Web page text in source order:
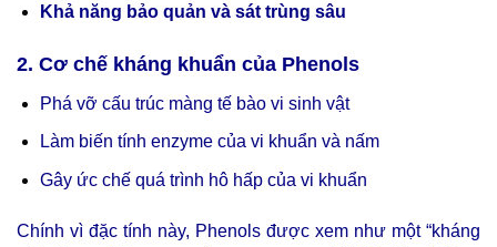
Khả năng bảo quản và sát trùng sâu
2. Cơ chế kháng khuẩn của Phenols
Phá vỡ cấu trúc màng tế bào vi sinh vật
Làm biến tính enzyme của vi khuẩn và nấm
Gây ức chế quá trình hô hấp của vi khuẩn
Chính vì đặc tính này, Phenols được xem như một “kháng